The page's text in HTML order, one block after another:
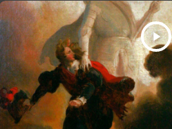
play_arrow